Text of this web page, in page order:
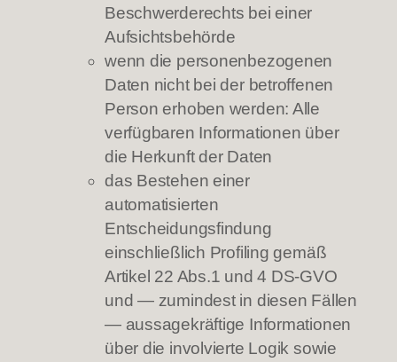
Beschwerderechts bei einer
Aufsichtsbehörde
wenn die personenbezogenen
Daten nicht bei der betroffenen
Person erhoben werden: Alle
verfügbaren Informationen über
die Herkunft der Daten
das Bestehen einer
automatisierten
Entscheidungsfindung
einschließlich Profiling gemäß
Artikel 22 Abs.1 und 4 DS-GVO
und — zumindest in diesen Fällen
— aussagekräftige Informationen
über die involvierte Logik sowie